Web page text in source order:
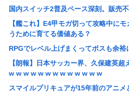
【艦これ】E4甲モガ切って攻略中にモ
うために育てる価値ある？
RPGでレベル上げまくってボスも余裕
【泣】年配夫婦が営む中華屋さん、休
コメントが続々と
【画像】森高千里（18）「私がオバさ
は無理よ」→現在ｗｗｗｗ
国内スイッチ2普及ペース深刻。販売
【艦これ】E4甲モガ切って攻略中に
うために育てる価値ある？
RPGでレベル上げまくってボスも余裕
【朗報】日本サッカー界、久保建英
w w w w w w w w w w w w w
スマイルプリキュアが15年前のアニ